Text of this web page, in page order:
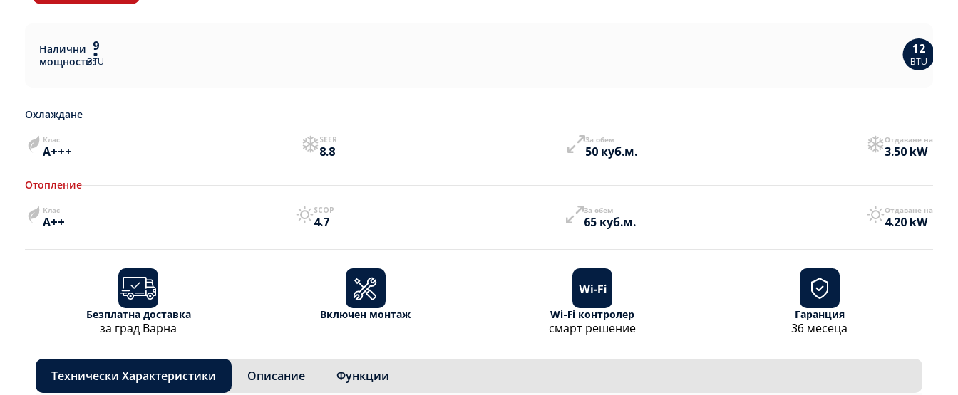
Налични
мощности:
9
BTU
12
BTU
Охлаждане
Клас
A+++
SEER
8.8
За обем
50 куб.м.
Отдаване на
3.50 kW
Отопление
Клас
A++
SCOP
4.7
За обем
65 куб.м.
Отдаване на
4.20 kW
Безплатна доставка
за град Варна
Включен монтаж Wi-Fi контролер
смарт решение
Гаранция
36 месеца
Технически Характеристики Описание Функции